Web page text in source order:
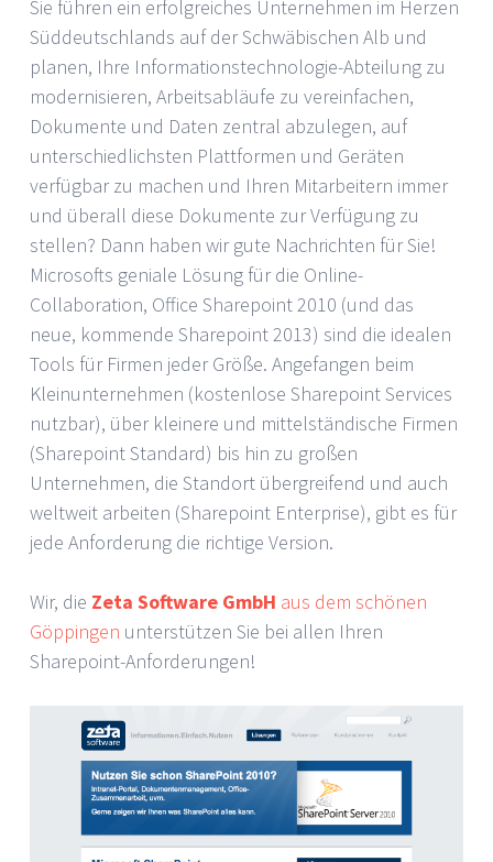
Sie führen ein erfolgreiches Unternehmen im Herzen
Süddeutschlands auf der Schwäbischen Alb und
planen, Ihre Informationstechnologie-Abteilung zu
modernisieren, Arbeitsabläufe zu vereinfachen,
Dokumente und Daten zentral abzulegen, auf
unterschiedlichsten Plattformen und Geräten
verfügbar zu machen und Ihren Mitarbeitern immer
und überall diese Dokumente zur Verfügung zu
stellen? Dann haben wir gute Nachrichten für Sie!
Microsofts geniale Lösung für die Online-
Collaboration, Office Sharepoint 2010 (und das
neue, kommende Sharepoint 2013) sind die idealen
Tools für Firmen jeder Größe. Angefangen beim
Kleinunternehmen (kostenlose Sharepoint Services
nutzbar), über kleinere und mittelständische Firmen
(Sharepoint Standard) bis hin zu großen
Unternehmen, die Standort übergreifend und auch
weltweit arbeiten (Sharepoint Enterprise), gibt es für
jede Anforderung die richtige Version.
Wir, die Zeta Software GmbH aus dem schönen
Göppingen unterstützen Sie bei allen Ihren
Sharepoint-Anforderungen!